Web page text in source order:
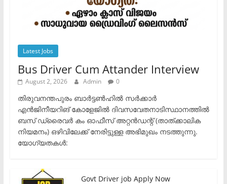
Latest Jobs
Bus Driver Cum Attander Interview
August 2, 2026 Admin 0
തിരുവനന്തപുരം ബാർട്ടൺഹിൽ സർക്കാർ
എൻജിനീയറിങ് കോളേജിൽ ദിവസവേതനാടിസ്ഥാനത്തിൽ
ബസ് ഡ്രൈവർ കം ഓഫീസ് അറ്റൻഡന്റ് (താത്ക്കാലിക
നിയമനം) ഒഴിവിലേക്ക് നേരിട്ടുള്ള അഭിമുഖം നടത്തുന്നു.​
യോഗ്യതകൾ:
Govt Driver job Apply Now